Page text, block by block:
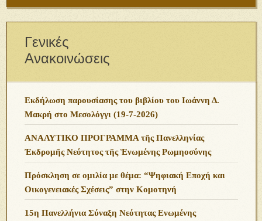
Γενικές
Ανακοινώσεις
Εκδήλωση παρουσίασης του βιβλίου του Ιωάννη Δ.
Μακρή στο Μεσολόγγι (19-7-2026)
ΑΝΑΛΥΤΙΚΟ ΠΡΟΓΡΑΜΜΑ τῆς Πανελληνίας
Ἐκδρομῆς Νεότητος τῆς Ἑνωμένης Ρωμηοσύνης
Πρόσκληση σε ομιλία με θέμα: “Ψηφιακή Εποχή και
Οικογενειακές Σχέσεις” στην Κομοτηνή
15η Πανελλήνια Σύναξη Νεότητας Ενωμένης